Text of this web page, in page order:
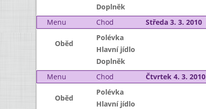
Doplněk
Menu
Chod Středa 3. 3. 2010
Oběd
Polévka
Hlavní jídlo
Doplněk
Menu
Chod Čtvrtek 4. 3. 2010
Oběd
Polévka
Hlavní jídlo